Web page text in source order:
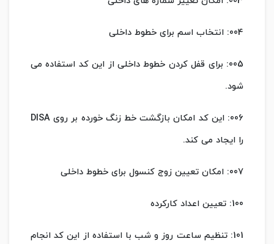
004: انتخاب اسم برای خطوط داخلی
005: برای قفل کردن خطوط داخلی از این کد استفاده می
شود.
006: این کد امکان بازگشت خط زنگ خورده بر روی DISA
را ایجاد می کند.
007: امکان تعیین زوج کنسول برای خطوط داخلی
100: تعیین اعداد کارکرده
101: تنظیم ساعت روز و شب با استفاده از این کد انجام